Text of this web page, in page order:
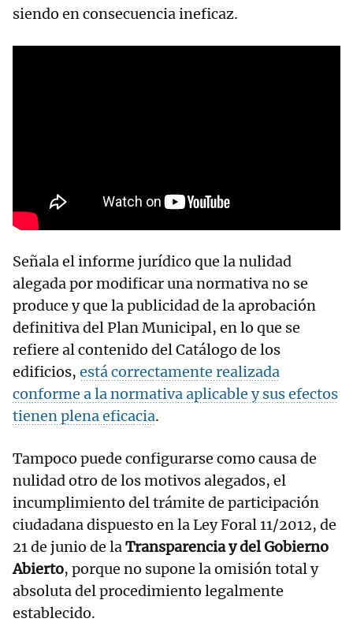
siendo en consecuencia ineficaz.
Señala el informe jurídico que la nulidad
alegada por modificar una normativa no se
produce y que la publicidad de la aprobación
definitiva del Plan Municipal, en lo que se
refiere al contenido del Catálogo de los
edificios, está correctamente realizada
conforme a la normativa aplicable y sus efectos
tienen plena eficacia.
Tampoco puede configurarse como causa de
nulidad otro de los motivos alegados, el
incumplimiento del trámite de participación
ciudadana dispuesto en la Ley Foral 11/2012, de
21 de junio de laTransparencia y del Gobierno
Abierto, porque no supone la omisión total y
absoluta del procedimiento legalmente
establecido.